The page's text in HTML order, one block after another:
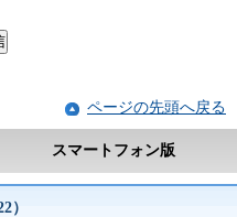
ページの先頭へ戻る
スマートフォン版
）